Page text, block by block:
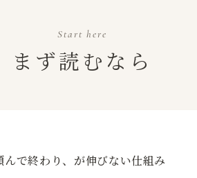
Start here
まず読むなら
で終わり、が伸びない仕組み